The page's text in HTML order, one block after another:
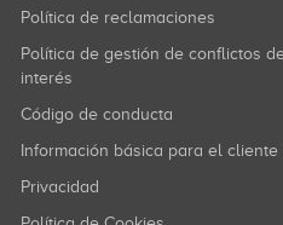
Política de reclamaciones
Política de gestión de conflictos de
interés
Código de conducta
Información básica para el cliente
Privacidad